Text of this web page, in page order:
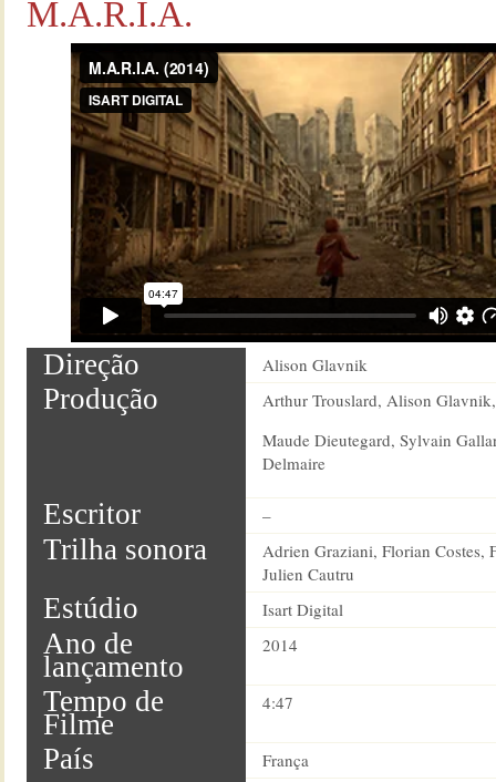
M.A.R.I.A.
Direção Alison Glavnik
Produção
Arthur Trouslard, Alison
Maude Dieutegard, Sylvain
Delmaire
Escritor –
Trilha sonora
Adrien Graziani, Florian Costes,
Julien Cautru
Estúdio Isart Digital
Ano de
lançamento
2014
Tempo de
Filme
4:47
País França